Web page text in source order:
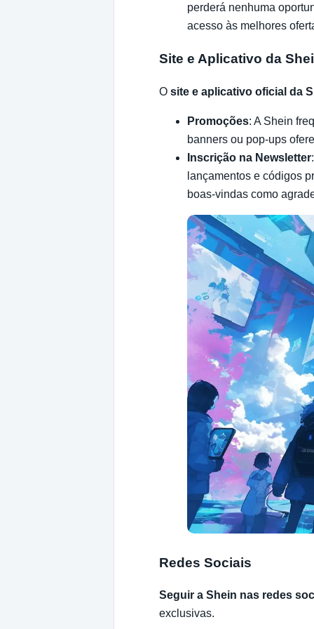
perderá nenhuma
acesso às melhores
Site e Aplicativo da
O site e aplicativo oficial da
Promoções: A Shein
banners ou pop-ups
Inscrição na Newsletter
lançamentos e códigos
boas-vindas como
Redes Sociais
Seguir a Shein nas redes
exclusivas.